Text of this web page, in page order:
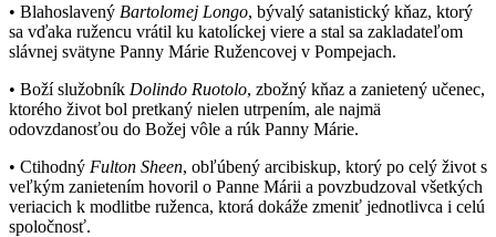
• Blahoslavený Bartolomej Longo, bývalý satanistický kňaz, ktorý
sa vďaka ružencu vrátil ku katolíckej viere a stal sa zakladateľom
slávnej svätyne Panny Márie Ružencovej v Pompejach.
• Boží služobník Dolindo Ruotolo, zbožný kňaz a zanietený učenec,
ktorého život bol pretkaný nielen utrpením, ale najmä
odovzdanosťou do Božej vôle a rúk Panny Márie.
• Ctihodný Fulton Sheen, obľúbený arcibiskup, ktorý po celý život s
veľkým zanietením hovoril o Panne Márii a povzbudzoval všetkých
veriacich k modlitbe ruženca, ktorá dokáže zmeniť jednotlivca i celú
spoločnosť.